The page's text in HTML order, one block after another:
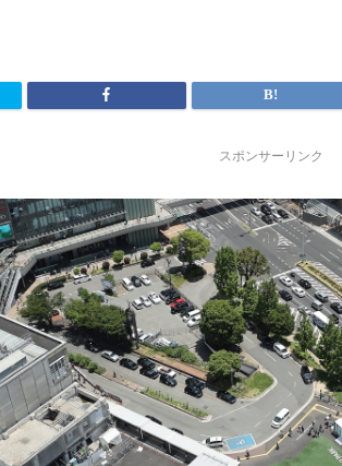
スポンサーリンク